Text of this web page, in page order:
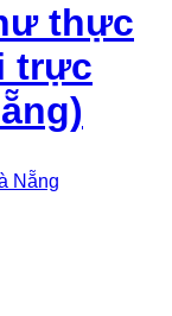
thực
trực
Nẵng